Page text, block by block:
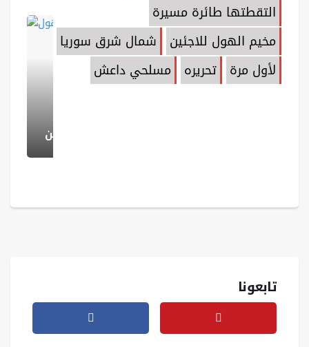
التقطتها طائرة مسيرة
مخيم الهول للاجئين
شمال شرق سوريا
لأول مرة تحريره مسلحي داعش
عفرين.. مشاهد من حفل تكريم للطلاب الناجحين
تابعونا